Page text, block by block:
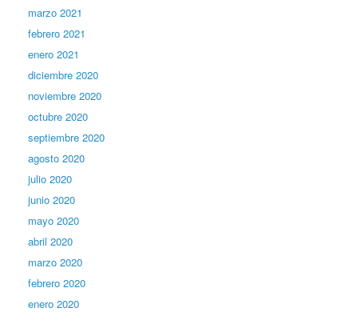
marzo 2021
febrero 2021
enero 2021
diciembre 2020
noviembre 2020
octubre 2020
septiembre 2020
agosto 2020
julio 2020
junio 2020
mayo 2020
abril 2020
marzo 2020
febrero 2020
enero 2020